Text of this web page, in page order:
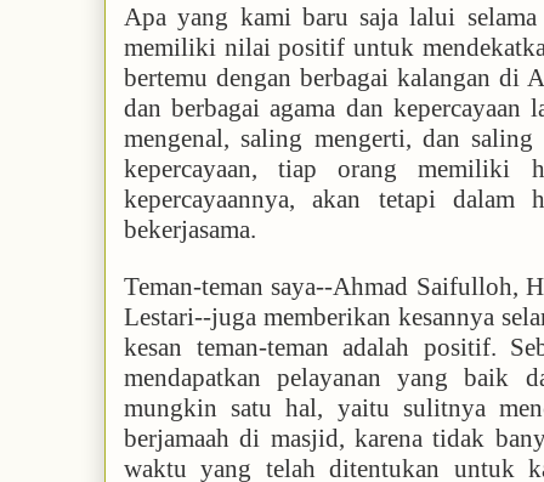
Apa yang kami baru saja lalui
memiliki nilai positif untuk
bertemu dengan berbagai kalangan di
dan berbagai agama dan kepercayaan
mengenal, saling mengerti, dan saling
kepercayaan, tiap orang memiliki
kepercayaannya, akan tetapi dalam
bekerjasama.
Teman-teman saya--Ahmad Saifulloh,
Lestari--juga memberikan kesannya
kesan teman-teman adalah positif.
mendapatkan pelayanan yang baik
mungkin satu hal, yaitu sulitnya
berjamaah di masjid, karena tidak
waktu yang telah ditentukan untuk